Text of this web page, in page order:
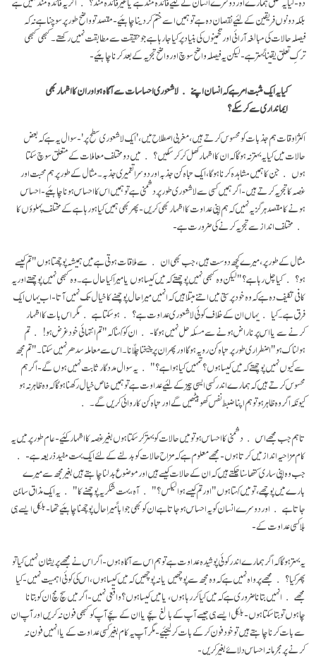
بلکہ دونوں فریقین کے لئیے نقصان دہ ہے تو ہمیں اسے ختم کر دینا چاہئیے- مقصد تو واضح طور پر سوچنا ہے نہ کہ
فیصلہ حالات کی مبالغہ آرائی اور تخمینوں کی بنیاد پر کیا جا رہا ہے جو حقیقت سے مطابقت نہیں رکھتے۔ کبھی کبھی
ترکِ تعلق یقیناً بہتر ہے- لیکن یہ فیصلہ واضح سوچ اور واضح تجزیہ کے بعد کرنا چاہئیے-
کیا یہ ایک مثبت امر ہے کہ انسان اپنے لا شعوری احساسات سے آگاہ ہو اور ان کا اظہار بھی
ایمانداری سے کر سکے؟
اکثر اوقات ہم جذبات کو محسوس کرتے ہیں، مغربی اصطلاح میں، 'ایک لاشعوری سطح پر'- سوال یہ ہے کہ بعض
حالات میں کیا یہ بہتر نہ ہو گا کہ ان کا اظہار کھل کر کر سکیں؟ میں دو مختلف معاملات کے متعلق سوچ سکتا
ہوں جن کا ہمیں مشاہدہ کرنا ہو گا، ایک تباہ کن جذبہ اور دوسرا تعمیری جذبہ۔ مثال کے طور پر ہم محبت اور
غصہ کا تجزیہ کرتے ہیں- اگر ہمیں کسی سے لاشعوری طور پر دشمنی ہے تو ہمیں اس کا احساس ہونا چاہئیے- احساس
ہونے کا مقصد ہرگز یہ نہیں کہ ہم اپنی عداوت کا اظہار بھی کریں- پھر بھی ہمیں کیا ہو رہا ہے کے مختلف پہلوؤں کا
مختلف انداز سے تجزیہ کرنے کی ضرورت ہے-
مثال کے طور پر، میرے کچھ دوست ہیں، جب بھی ان سے ملاقات ہوتی ہے میں ہمیشہ پوچھتا ہوں "تم کیسے
ہو؟ کیا چل رہا ہے؟" لیکن وہ کبھی نہیں پوچھتے کہ میں کیسا ہوں یا میرا کیا حال ہے۔ وہ کبھی نہیں پوچھتے اور یہ
کافی تکلیف دہ ہے کہ وہ خود پرستی میں اتنے مبتلا ہیں کہ انہیں میرا حال پوچھنے کا خیال تک نہیں آتا- اب یہاں ایک
فرق ہے۔ کیا یہاں ان کے خلاف کوئی لاشعوری عداوت ہے؟ ہو سکتا ہے مگر اس بات کا اظہار
کرنے سے یا اس پر ناراض ہونے سے مسئلہ حل نہیں ہو گا- ان کو کہنا کہ " تم انتہائی خود غرض ہو! تم
ہولناک ہو" اضطراری طور پر تباہ کن رویہ ہو گا اور پھر ان پر چیخنا چلّانا۔ اس سے معاملہ سدھر نہیں سکتا۔ " تم مجھ
سے کیوں نہیں پوچھتے کہ میں کیسا ہوں؟ تمہیں کیا ہوا ہے؟" یہ سوال مددگار ثابت نہیں ہوں گے- اگر ہم
محسوس کرتے ہیں کہ ہمارے اندر کسی ایسی چیز کے لئیے عداوت ہے تو ہمیں خاص خیال رکھنا ہو گا کہ وہ ظاہر نہ ہو
کیونکہ اگر وہ ظاہر ہو تو ہم اپنا ضبط نفس کھو بیٹھیں گے اور تباہ کن کاروائی کریں گے۔
تاہم جب مجھے اس دشمنی کا احساس ہو تو میں حالات کو بہتر کر سکتا ہوں بغیر غصہ کا اظہار کئیے- عام طور پر میں یہ
کام مزاحیہ انداز میں کرتا ہوں- مجھے معلوم ہے کہ مزاح حالات کو بدلنے کے لئے ایک بہت مفید ذریعہ ہے-
جب وہ اپنی ساری کتھا سنا چکتے ہیں کہ ان کے حالات کیسے ہیں اورموضوع بدلنا چاہتے ہیں بغیر مجھ سے میرے
بارے میں پوچھے، تو میں کہتا ہوں " اور تم کیسے ہو الیکس؟" آہ، بہت شکریہ پوچھنے کا" یہ ایک مذاق سا بن
جاتا ہے اور دوسرے انسان کو یہ احساس ہو جاتا ہے ان کو بھی جواباً میرا حال پوچھنا چاہئیے تھا- بلکل ایسے ہی
بلا کسی عداوت کے-
یہ بہتر ہو گا کہ اگر ہمارے اندر کوئی پوشیدہ عداوت ہے تو ہم اس سے آگاہ ہوں- اگر اس نے مجھے پریشان نہیں کیا تو
پھر کیا؟ مجھے پرواہ نہیں ہے کہ وہ مجھ سے پوچھیں یا نہ پوچھیں کہ میں کیسا ہوں، اس کی کوئی اہمیت نہیں- کیا
مجھے انہیں بتانا ضروری ہے کہ میں کیا کر رہا ہوں، یا میں کیسا ہوں؟ واقعی نہیں- اگر میں سچ مچ ان کو بتانا
چاہوں تو بتا سکتا ہوں- بلکل ایسے ہی جیسے آپ کے بالغ بچے یا ان کے بچے آپ کو کبھی فون نہ کریں اور آپ ان
سے بات کرنا چاہتے ہیں تو خود فون کر کے بات کر لیجئیے- مگر آپ یہ کام بغیر کسی عداوت کے یا انہیں فون نہ
کرنے پر مجرمانہ احساس دلاۓ بغیر کریں-